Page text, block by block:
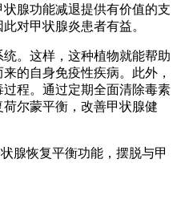
腺功能减退提供有价值的支
对甲状腺炎患者有益。
。这样，这种植物就能帮助
的自身免疫性疾病。此外，
程。通过定期全面清除毒素
尔蒙平衡，改善甲状腺健
腺恢复平衡功能，摆脱与甲